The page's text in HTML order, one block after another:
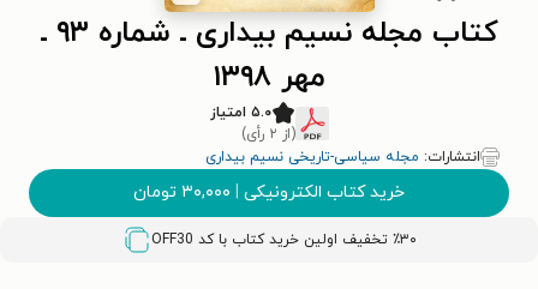
کتاب مجله نسیم بیداری ـ شماره ۹۳ ـ
مهر ۱۳۹۸
۵.۰ امتیاز
(از ۲ رأی)
انتشارات: مجله سیاسی-تاریخی نسیم بیداری
خرید کتاب الکترونیکی | ۳۰,۰۰۰ تومان
٪۳۰ تخفیف اولین خرید کتاب با کد OFF30